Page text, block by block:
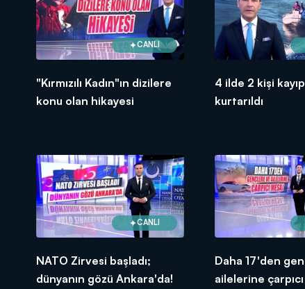
CANLI
"Kırmızılı Kadın"ın dizilere
konu olan hikayesi
4 ilde 2 kişi
kurtarıldı
CANLI
NATO Zirvesi başladı;
dünyanın gözü Ankara'da!
Daha 17'den
ailelerine